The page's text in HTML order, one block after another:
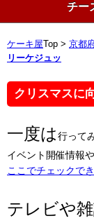
チー
ケーキ屋 Top > 京都
リーケジュッ
クリスマスに
一度は行って
イベント開催情報
ここでチェックで
テレビや